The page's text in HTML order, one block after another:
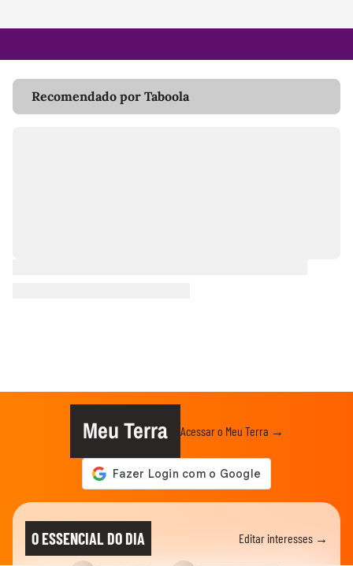
Recomendado por Taboola
Meu Terra Acessar o Meu Terra →
O ESSENCIAL DO DIA Editar interesses →